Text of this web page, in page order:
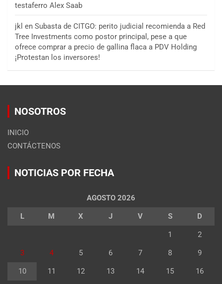
testaferro Alex Saab
jkl en Subasta de CITGO: perito judicial recomienda a Red
Tree Investments como postor principal, pese a que
ofrece comprar a precio de gallina flaca a PDV Holding
¡Protestan los inversores!
NOSOTROS
INICIO
CONTÁCTENOS
NOTICIAS POR FECHA
AGOSTO 2026
L M X J V S D
1 2
3 4 5 6 7 8 9
10 11 12 13 14 15 16